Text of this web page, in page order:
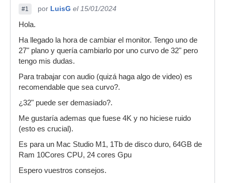
#1 por LuisG el 15/01/2024
Hola.
Ha llegado la hora de cambiar el monitor. Tengo uno de
27" plano y quería cambiarlo por uno curvo de 32" pero
tengo mis dudas.
Para trabajar con audio (quizá haga algo de video) es
recomendable que sea curvo?.
¿32" puede ser demasiado?.
Me gustaría ademas que fuese 4K y no hiciese ruido
(esto es crucial).
Es para un Mac Studio M1, 1Tb de disco duro, 64GB de
Ram 10Cores CPU, 24 cores Gpu
Espero vuestros consejos.